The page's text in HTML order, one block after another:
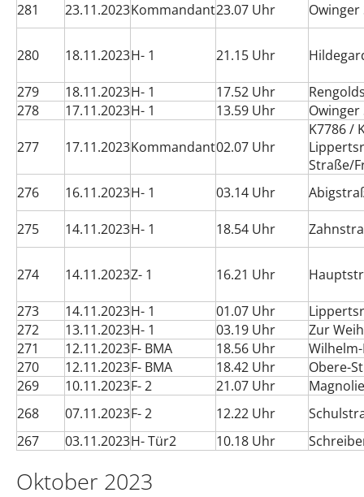
281 23.11.2023Kommandant23.07 Uhr Owinger
280 18.11.2023H- 1 21.15 Uhr
279 18.11.2023H- 1 17.52 Uhr
278
17.11.2023H- 1 13.59 Uhr Owinger
277 17.11.2023Kommandant02.07 Uhr
K7786 /
Straße/
276
16.11.2023H- 1 03.14 Uhr
275 14.11.2023H- 1 18.54 Uhr
274 14.11.2023Z- 1 16.21 Uhr
273 14.11.2023H- 1 01.07 Uhr
272
13.11.2023H- 1 03.19 Uhr
Zur
271
12.11.2023F- BMA 18.56 Uhr
270
12.11.2023F- BMA 18.42 Uhr
Obere-
269
10.11.2023F- 2 21.07 Uhr
268
07.11.2023F- 2 12.22 Uhr
267
03.11.2023H- Tür2 10.18 Uhr
Oktober 2023